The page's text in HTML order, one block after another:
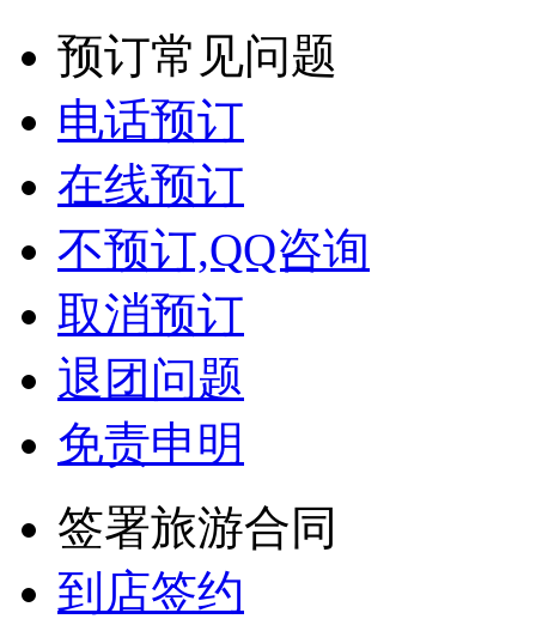
预订常见问题
电话预订
在线预订
不预订,QQ咨询
取消预订
退团问题
免责申明
签署旅游合同
到店签约